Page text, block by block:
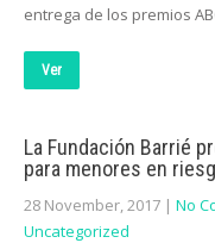
entrega de los premios
Ver
La Fundación Barrié
para menores en
28 November, 2017 | No
Uncategorized